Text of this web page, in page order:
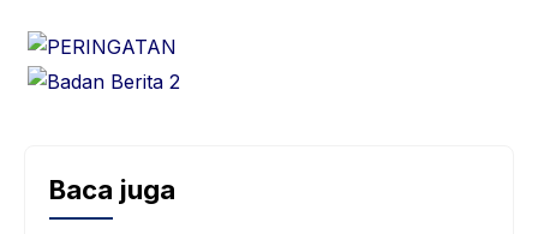
Baca juga